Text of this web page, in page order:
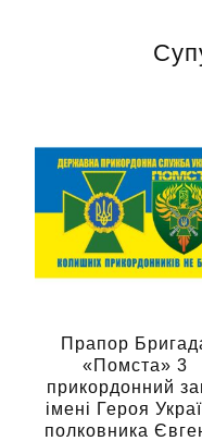
Прапор
«Помста» 3
прикордонний
імені Героя
полковника